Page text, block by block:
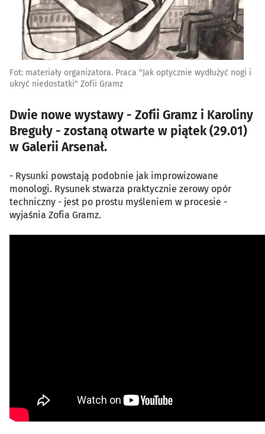
Fot: materiały organizatora. Praca "Jak optycznie wydłużyć nogi i
ukryć niedostatki" Zofii Gramz
Dwie nowe wystawy - Zofii Gramz i Karoliny
Breguły - zostaną otwarte w piątek (29.01)
w Galerii Arsenał.
- Rysunki powstają podobnie jak improwizowane
monologi. Rysunek stwarza praktycznie zerowy opór
techniczny - jest po prostu myśleniem w procesie -
wyjaśnia Zofia Gramz.